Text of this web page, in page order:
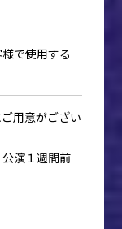
で使用する
用意がござい
演１週間前